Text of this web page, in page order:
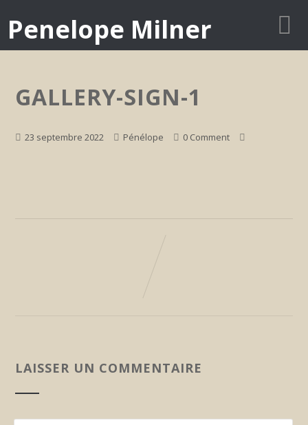
Penelope Milner
GALLERY-SIGN-1
23 septembre 2022 Pénélope 0 Comment
LAISSER UN COMMENTAIRE